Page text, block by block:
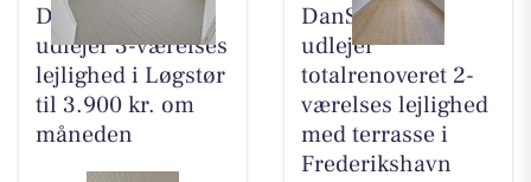
DanSeb ApS
udlejer 3-værelses
lejlighed i Løgstør
til 3.900 kr. om
måneden
DanSeb ApS
udlejer
totalrenoveret 2-
værelses lejlighed
med terrasse i
Frederikshavn